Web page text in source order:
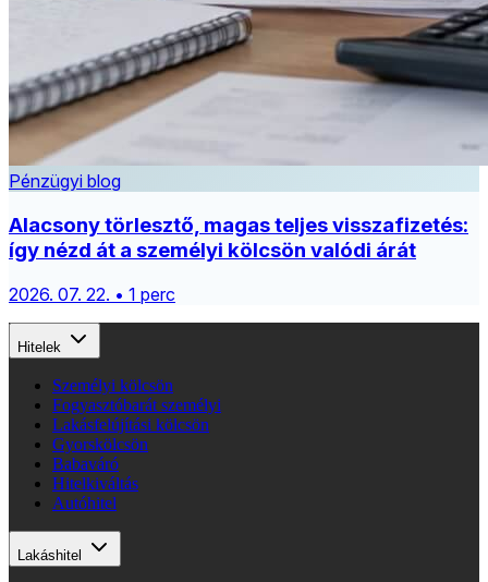
Pénzügyi blog
Alacsony törlesztő, magas teljes visszafizetés:
így nézd át a személyi kölcsön valódi árát
2026. 07. 22. • 1 perc
Hitelek
Személyi kölcsön
Fogyasztóbarát személyi
Lakásfelújítási kölcsön
Gyorskölcsön
Babaváró
Hitelkiváltás
Autóhitel
Lakáshitel